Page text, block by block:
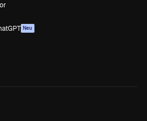
Neu